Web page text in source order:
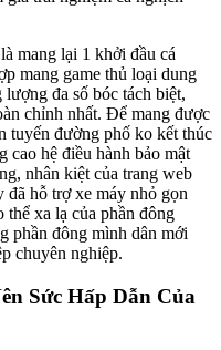
mang lại 1 khởi đầu cá
mang game thủ loại dung
đa số bóc tách biệt,
chỉnh nhất. Để mang được
tuyến đường phố ko kết thúc
cao hệ điều hành bảo mật
nhân kiệt của trang web
đã hỗ trợ xe máy nhỏ gọn
xa lạ của phần đông
phần đông mình dân mới
chuyên nghiệp.
Sức Hấp Dẫn Của